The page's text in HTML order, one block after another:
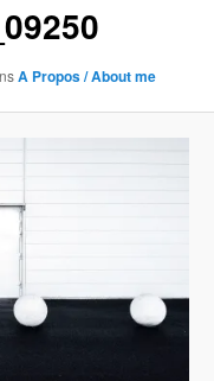
A Propos / About me